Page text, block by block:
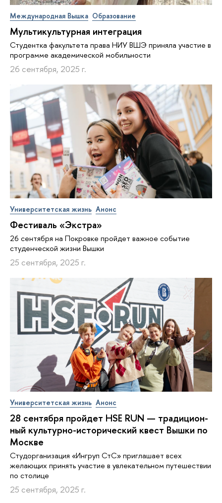
Международная Вышка Образование
Мультикультурная интеграция
Студентка факультета права НИУ ВШЭ приняла участие в
программе академической мобильности
26 сентября, 2025 г.
Университетская жизнь Анонс
Фестиваль «Экстра»
26 сентября на Покровке пройдет важное событие
студенческой жизни Вышки
25 сентября, 2025 г.
Университетская жизнь Анонс
28 сентября пройдет HSE RUN — тра­ди­ци­он­
ный культурно-ис­то­ри­че­ский квест Вышки по
Москве
Студорганизация «Ингруп СтС» приглашает всех
желающих принять участие в увлекательном путешествии
по столице
25 сентября, 2025 г.